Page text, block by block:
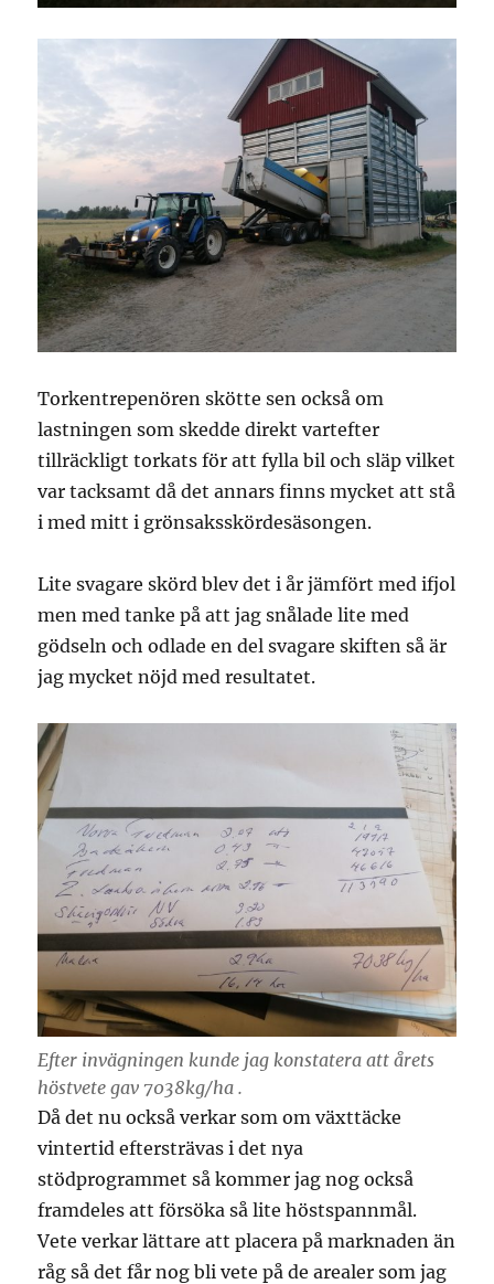
Torkentrepenören skötte sen också om
lastningen som skedde direkt vartefter
tillräckligt torkats för att fylla bil och släp vilket
var tacksamt då det annars finns mycket att stå
i med mitt i grönsaksskördesäsongen.
Lite svagare skörd blev det i år jämfört med ifjol
men med tanke på att jag snålade lite med
gödseln och odlade en del svagare skiften så är
jag mycket nöjd med resultatet.
Efter invägningen kunde jag konstatera att årets
höstvete gav 7038kg/ha .
Då det nu också verkar som om växttäcke
vintertid eftersträvas i det nya
stödprogrammet så kommer jag nog också
framdeles att försöka så lite höstspannmål.
Vete verkar lättare att placera på marknaden än
råg så det får nog bli vete på de arealer som jag